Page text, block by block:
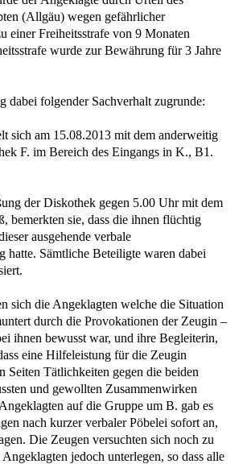
(Allgäu) wegen gefährlicher
einer Freiheitsstrafe von 9 Monaten
wurde zur Bewährung für 3 Jahre
dabei folgender Sachverhalt zugrunde:
sich am 15.08.2013 mit dem anderweitig
F. im Bereich des Eingangs in K., B1.
der Diskothek gegen 5.00 Uhr mit dem
bemerkten sie, dass die ihnen flüchtig
ausgehende verbale
hatte. Sämtliche Beteiligte waren dabei
sich die Angeklagten welche die Situation
durch die Provokationen der Zeugin –
ihnen bewusst war, und ihre Begleiterin,
eine Hilfeleistung für die Zeugin
Seiten Tätlichkeiten gegen die beiden
und gewollten Zusammenwirken
auf die Gruppe um B. gab es
nach kurzer verbaler Pöbelei sofort an,
Die Zeugen versuchten sich noch zu
jedoch unterlegen, so dass alle